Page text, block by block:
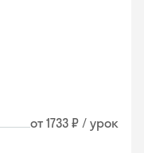
от 1733 ₽ / урок